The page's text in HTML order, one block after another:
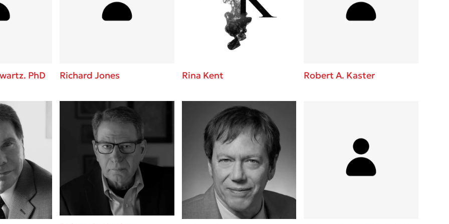
Baccalario
Εύκολη συνταγή για chicken BBQ pizza
3 βιβλία που μπορείς να διαβάσεις σε
παύση σε μετωπική σύγκρουση με τη
Το μυστηριώδες βιβλίο που λίγοι έχουν
διαβάσει
PhD Richard Jones Rina Kent Robert A. Kaster